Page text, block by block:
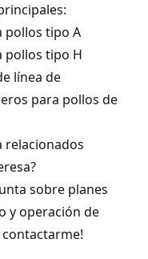
Pollitos
Whatsapp